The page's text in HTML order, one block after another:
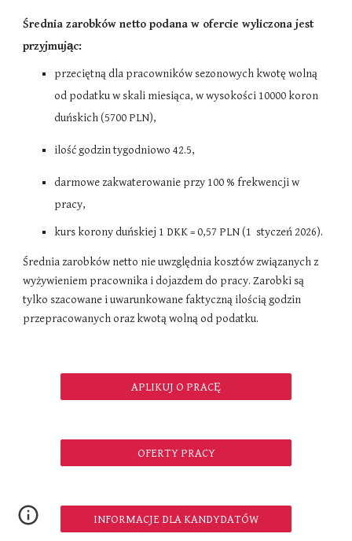
Średnia zarobków netto podana w ofercie wyliczona jest
przyjmując:
przeciętną dla pracowników sezonowych kwotę wolną
od podatku w skali miesiąca, w wysokości 10000 koron
duńskich (5700 PLN),
ilość godzin tygodniowo42.5,
darmowe zakwaterowanie przy 100 % frekwencji w
pracy,
kurs korony duńskiej 1 DKK = 0,57 PLN (1 styczeń 2026).
Średnia zarobków netto nie uwzględnia kosztów związanych z
wyżywieniem pracownika i dojazdem do pracy. Zarobki są
tylko szacowane i uwarunkowane faktyczną ilością godzin
przepracowanych oraz kwotą wolną od podatku.
APLIKUJ O PRACĘ
OFERTY PRACY
INFORMACJE DLA KANDYDATÓW